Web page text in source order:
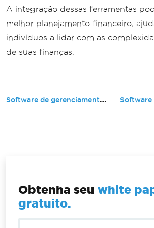
A integração dessas ferramentas
melhor planejamento financeiro,
indivíduos a lidar com as
de suas finanças.
Software de gerenciamento de correspondência
Obtenha seu white
gratuito.